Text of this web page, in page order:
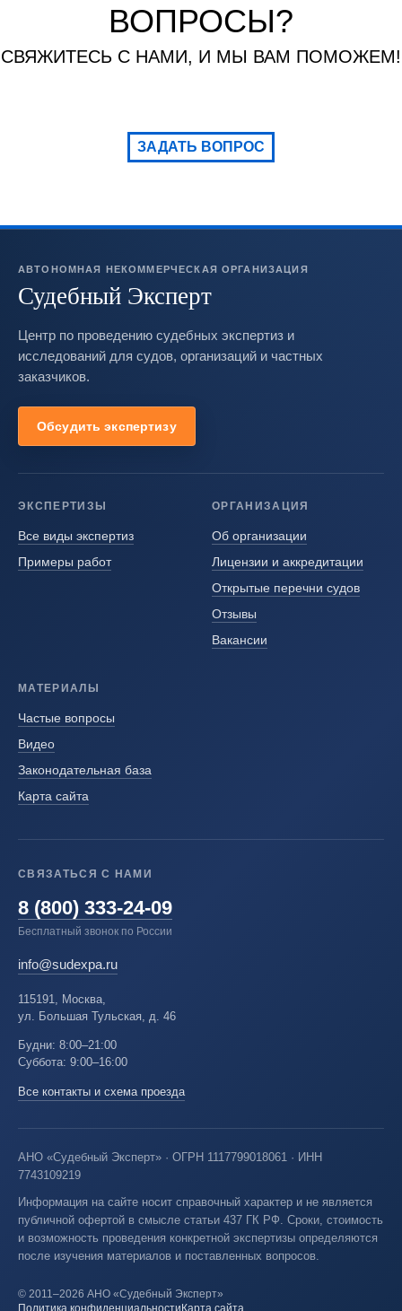
ВОПРОСЫ?
СВЯЖИТЕСЬ С НАМИ, И МЫ ВАМ ПОМОЖЕМ!
ЗАДАТЬ ВОПРОС
АВТОНОМНАЯ НЕКОММЕРЧЕСКАЯ ОРГАНИЗАЦИЯ
Судебный Эксперт
Центр по проведению судебных экспертиз и
исследований для судов, организаций и частных
заказчиков.
Обсудить экспертизу
ЭКСПЕРТИЗЫ
Все виды экспертиз
Примеры работ
ОРГАНИЗАЦИЯ
Об организации
Лицензии и аккредитации
Открытые перечни судов
Отзывы
Вакансии
МАТЕРИАЛЫ
Частые вопросы
Видео
Законодательная база
Карта сайта
СВЯЗАТЬСЯ С НАМИ
8 (800) 333-24-09
Бесплатный звонок по России
info@sudexpa.ru
115191, Москва,
ул. Большая Тульская, д. 46
Будни: 8:00–21:00
Суббота: 9:00–16:00
Все контакты и схема проезда
АНО «Судебный Эксперт» · ОГРН 1117799018061 · ИНН
7743109219
Информация на сайте носит справочный характер и не является
публичной офертой в смысле статьи 437 ГК РФ. Сроки, стоимость
и возможность проведения конкретной экспертизы определяются
после изучения материалов и поставленных вопросов.
© 2011–2026 АНО «Судебный Эксперт»
Политика конфиденциальностиКарта сайта